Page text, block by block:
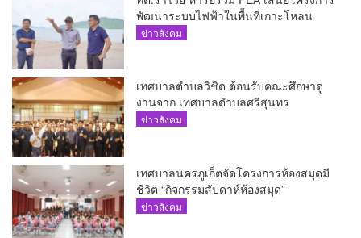
พัฒนาระบบไฟฟ้าในพื้นที่เกาะโหลน
ข่าวสังคม
เทศบาลตำบลวิชิต ต้อนรับคณะศึกษาดู
งานจาก เทศบาลตำบลศรีสุนทร
ข่าวสังคม
เทศบาลนครภูเก็ตจัดโครงการห้องสมุดมี
ชีวิต “กิจกรรมสัปดาห์ห้องสมุด”
ข่าวสังคม